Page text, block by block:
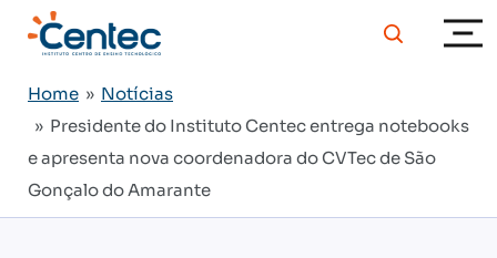
Home » Notícias
» Presidente do Instituto Centec entrega notebooks
e apresenta nova coordenadora do CVTec de São
Gonçalo do Amarante